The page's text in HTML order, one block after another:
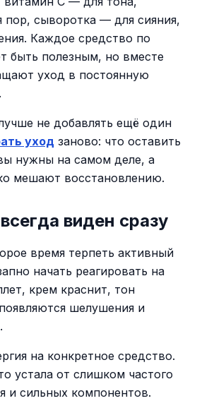
сыворотка — для сияния,
Каждое средство по
быть полезным, но вместе
уход в постоянную
не добавлять ещё один
уход заново: что оставить
нужны на самом деле, а
мешают восстановлению.
виден сразу
время терпеть активный
начать реагировать на
крем краснит, тон
шелушения и
на конкретное средство.
устала от слишком частого
и сильных компонентов.